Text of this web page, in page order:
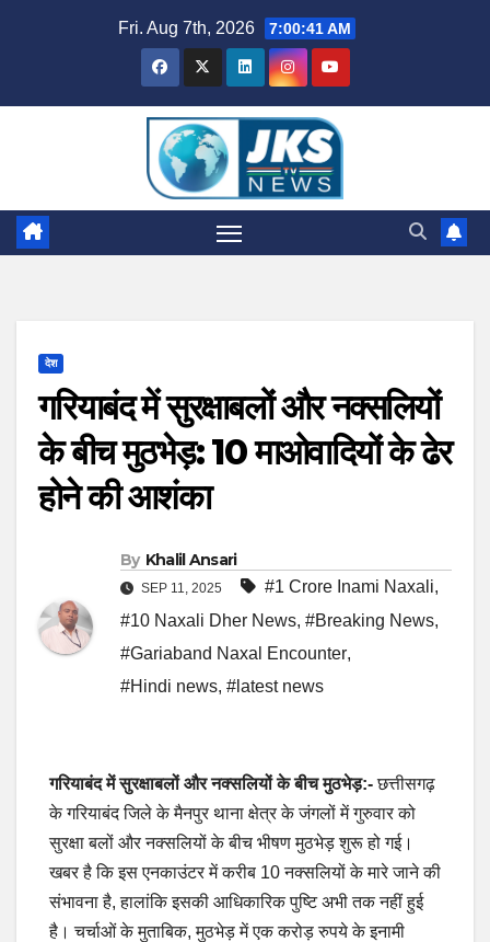
Fri. Aug 7th, 2026 7:00:42 AM
देश
गरियाबंद में सुरक्षाबलों और नक्सलियों
के बीच मुठभेड़: 10 माओवादियों के ढेर
होने की आशंका
By Khalil Ansari
SEP 11, 2025 #1 Crore Inami Naxali,
#10 Naxali Dher News, #Breaking News,
#Gariaband Naxal Encounter,
#Hindi news, #latest news
गरियाबंद में सुरक्षाबलों और नक्सलियों के बीच मुठभेड़:-छत्तीसगढ़
के गरियाबंद जिले के मैनपुर थाना क्षेत्र के जंगलों में गुरुवार को
सुरक्षा बलों और नक्सलियों के बीच भीषण मुठभेड़ शुरू हो गई।
खबर है कि इस एनकाउंटर में करीब 10 नक्सलियों के मारे जाने की
संभावना है, हालांकि इसकी आधिकारिक पुष्टि अभी तक नहीं हुई
है। चर्चाओं के मुताबिक, मुठभेड़ में एक करोड़ रुपये के इनामी